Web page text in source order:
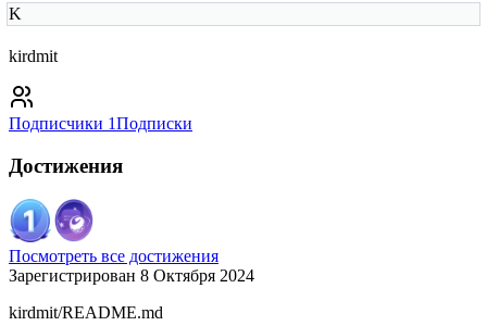
K
kirdmit
Подписчики 1Подписки
Достижения
Посмотреть все достижения
Зарегистрирован 8 Октября 2024
kirdmit/README.md